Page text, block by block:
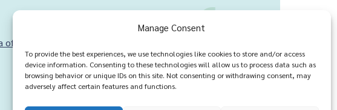
Manage Consent
To provide the best experiences, we use technologies like cookies to store and/or access
device information. Consenting to these technologies will allow us to process data such as
browsing behavior or unique IDs on this site. Not consenting or withdrawing consent, may
adversely affect certain features and functions.
working with us ?